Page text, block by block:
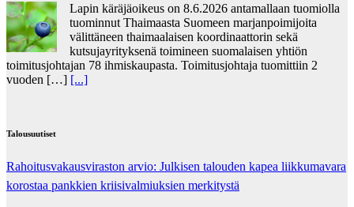
Lapin käräjäoikeus on 8.6.2026 antamallaan tuomiolla
tuominnut Thaimaasta Suomeen marjanpoimijoita
välittäneen thaimaalaisen koordinaattorin sekä
kutsujayrityksenä toimineen suomalaisen yhtiön
toimitusjohtajan 78 ihmiskaupasta. Toimitusjohtaja tuomittiin 2
vuoden […] [...]
Talousuutiset
Rahoitusvakausviraston arvio: Julkisen talouden kapea liikkumavara
korostaa pankkien kriisivalmiuksien merkitystä